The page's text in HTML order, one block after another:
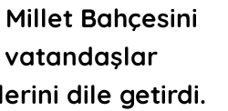
Bahçesini
dile getirdi.